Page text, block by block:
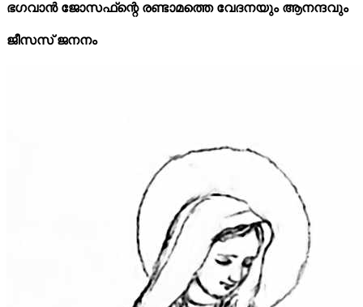
ഭഗവാൻ ജോസഫ്‌ന്റെ രണ്ടാമത്തെ വേദനയും ആനന്ദവും
ജീസസ് ജനനം